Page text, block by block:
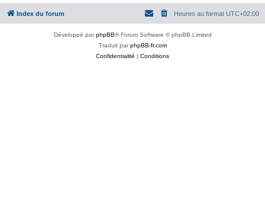
Index du forum Heures au format UTC+02:00
Développé parphpBB® Forum Software © phpBB Limited
Traduit parphpBB-fr.com
Confidentialité | Conditions